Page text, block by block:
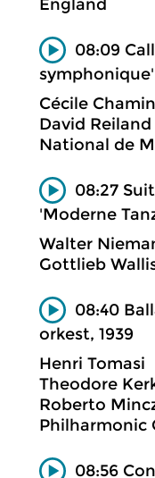
England
08:09
symphonique'
Cécile
David
National de
08:27
'Moderne
Walter
Gottlieb
08:40
orkest, 1939
Henri Tomasi
Theodore
Roberto
Philharmonic
08:56